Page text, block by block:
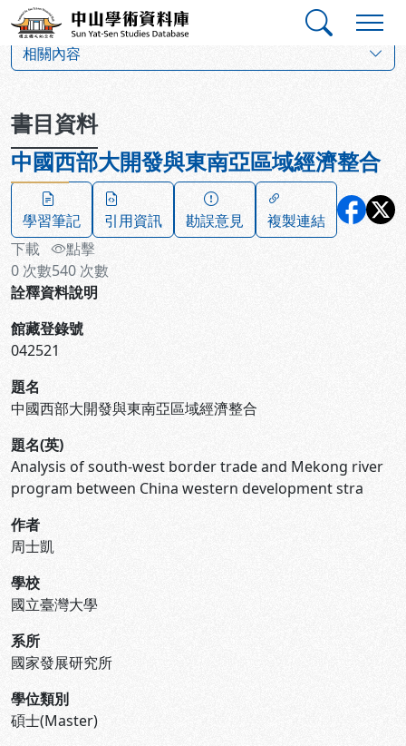
跳到主要內容
中山學術資料庫
相關內容
書目資料
中國西部大開發與東南亞區域經濟整合
學習筆記 引用資訊 勘誤意見
複製連結
下載
0 次數
點擊
540 次數
詮釋資料說明
館藏登錄號
042521
題名
中國西部大開發與東南亞區域經濟整合
題名(英)
Analysis of south-west border trade and Mekong river
program between China western development stra
作者
周士凱
學校
國立臺灣大學
系所
國家發展研究所
學位類別
碩士(Master)